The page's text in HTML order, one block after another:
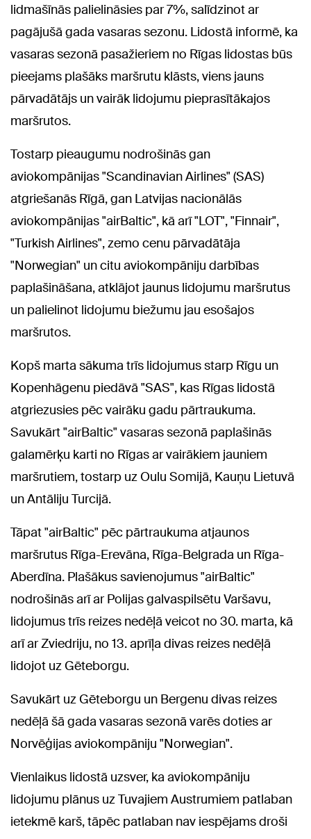
lidmašīnās palielināsies par 7%, salīdzinot ar
pagājušā gada vasaras sezonu. Lidostā informē, ka
vasaras sezonā pasažieriem no Rīgas lidostas būs
pieejams plašāks maršrutu klāsts, viens jauns
pārvadātājs un vairāk lidojumu pieprasītākajos
maršrutos.
Tostarp pieaugumu nodrošinās gan
aviokompānijas "Scandinavian Airlines" (SAS)
atgriešanās Rīgā, gan Latvijas nacionālās
aviokompānijas "airBaltic", kā arī "LOT", "Finnair",
"Turkish Airlines", zemo cenu pārvadātāja
"Norwegian" un citu aviokompāniju darbības
paplašināšana, atklājot jaunus lidojumu maršrutus
un palielinot lidojumu biežumu jau esošajos
maršrutos.
Kopš marta sākuma trīs lidojumus starp Rīgu un
Kopenhāgenu piedāvā "SAS", kas Rīgas lidostā
atgriezusies pēc vairāku gadu pārtraukuma.
Savukārt "airBaltic" vasaras sezonā paplašinās
galamērķu karti no Rīgas ar vairākiem jauniem
maršrutiem, tostarp uz Oulu Somijā, Kauņu Lietuvā
un Antāliju Turcijā.
Tāpat "airBaltic" pēc pārtraukuma atjaunos
maršrutus Rīga-Erevāna, Rīga-Belgrada un Rīga-
Aberdīna. Plašākus savienojumus "airBaltic"
nodrošinās arī ar Polijas galvaspilsētu Varšavu,
lidojumus trīs reizes nedēļā veicot no 30. marta, kā
arī ar Zviedriju, no 13. aprīļa divas reizes nedēļā
lidojot uz Gēteborgu.
Savukārt uz Gēteborgu un Bergenu divas reizes
nedēļā šā gada vasaras sezonā varēs doties ar
Norvēģijas aviokompāniju "Norwegian".
Vienlaikus lidostā uzsver, ka aviokompāniju
lidojumu plānus uz Tuvajiem Austrumiem patlaban
ietekmē karš, tāpēc patlaban nav iespējams droši